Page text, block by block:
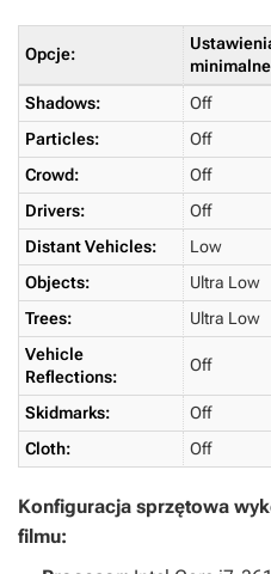
Opcje:
Shadows: Off
Particles:
Off
Crowd:
Off
Drivers:
Off
Distant Vehicles:
Low
Objects:
Ultra Low
Trees:
Ultra Low
Vehicle
Reflections:
Off
Skidmarks: Off
Cloth:
Off
Konfiguracja sprzętowa
filmu: